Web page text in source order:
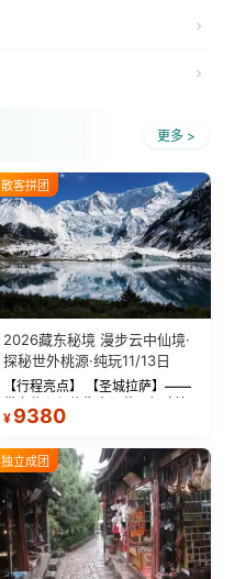
更多 >
散客拼团
2026藏东秘境 漫步云中仙境·
探秘世外桃源·纯玩11/13日
【行程亮点】 【圣城拉萨】——
带上信心与信仰去西藏，行吟拉
萨，感受这座城与生俱来的与众
城堡寺院于一体的宏伟建筑，是
西藏最完整的古代...
¥ 9380
独立成团